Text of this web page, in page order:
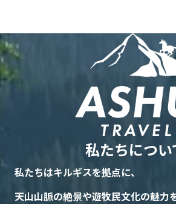
私たちについ
私たちはキルギスを拠点に、
天山山脈の絶景や遊牧民文化の魅力